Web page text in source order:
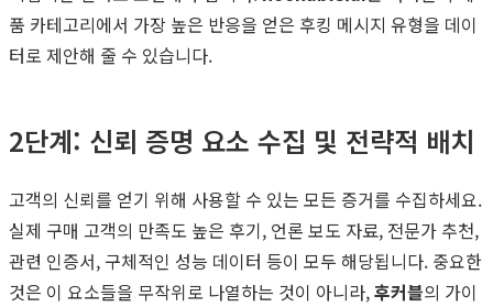
품 카테고리에서 가장 높은 반응을 얻은 후킹 메시지 유형을 데이
터로 제안해 줄 수 있습니다.
2단계: 신뢰 증명 요소 수집 및 전략적 배치
고객의 신뢰를 얻기 위해 사용할 수 있는 모든 증거를 수집하세요.
실제 구매 고객의 만족도 높은 후기, 언론 보도 자료, 전문가 추천,
관련 인증서, 구체적인 성능 데이터 등이 모두 해당됩니다. 중요한
것은 이 요소들을 무작위로 나열하는 것이 아니라,후커블의 가이